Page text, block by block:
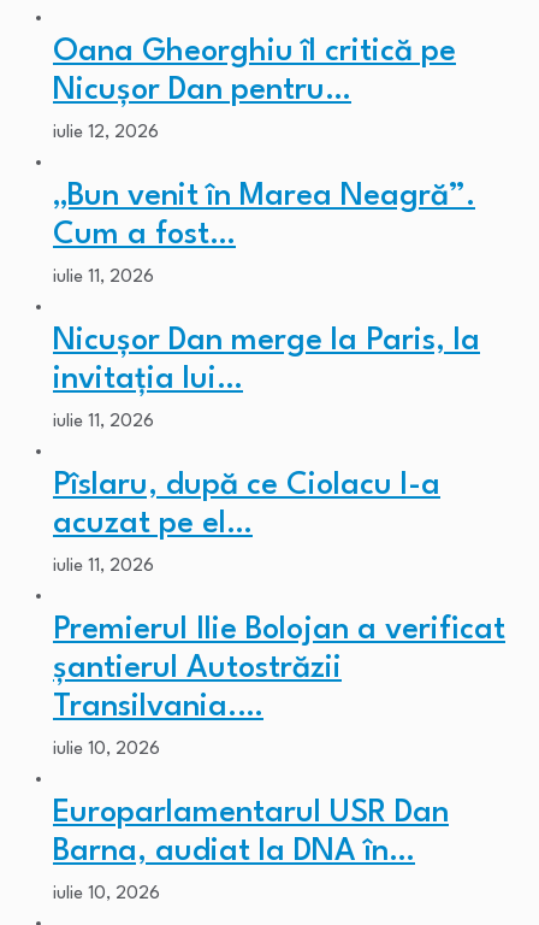
Oana Gheorghiu îl critică pe
Nicușor Dan pentru…
iulie 12, 2026
„Bun venit în Marea Neagră”.
Cum a fost…
iulie 11, 2026
Nicușor Dan merge la Paris, la
invitația lui…
iulie 11, 2026
Pîslaru, după ce Ciolacu l-a
acuzat pe el…
iulie 11, 2026
Premierul Ilie Bolojan a verificat
șantierul Autostrăzii
Transilvania.…
iulie 10, 2026
Europarlamentarul USR Dan
Barna, audiat la DNA în…
iulie 10, 2026